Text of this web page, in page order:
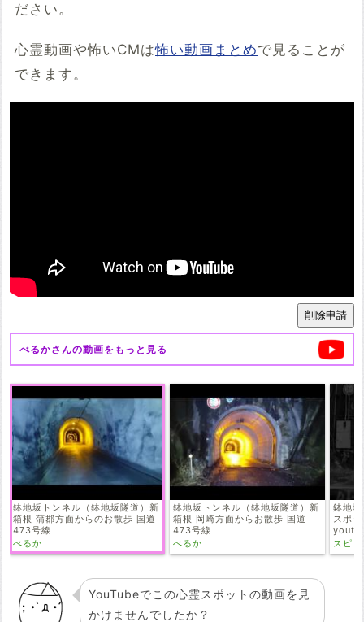
ださい。
心霊動画や怖いCMは怖い動画まとめで見ることが
できます。
べるかさんの動画をもっと見る
鉢地坂トンネル（鉢地坂隧道）新
箱根 蒲郡方面からのお散歩 国道
473号線
べるか
鉢地坂トンネル（鉢地坂隧道）新
箱根 岡崎方面からお散歩 国道
473号線
べるか
鉢地
スポ
#愛知
トン
スピ
YouTubeでこの心霊スポットの動画を見
かけませんでしたか？